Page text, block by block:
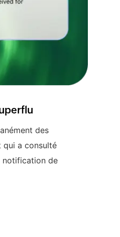
des
qui a consulté
notification de